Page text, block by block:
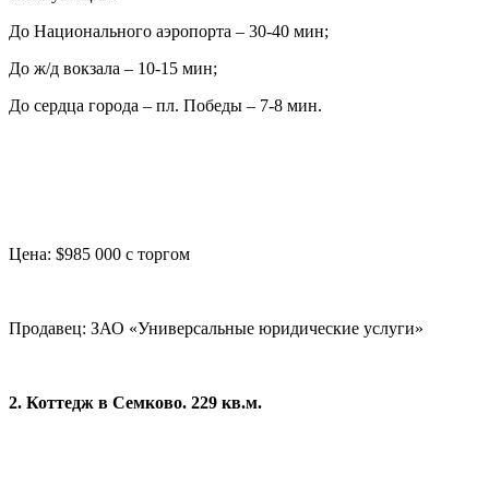
До Национального аэропорта – 30-40 мин;
До ж/д вокзала – 10-15 мин;
До сердца города – пл. Победы – 7-8 мин.
Цена: $985 000 с торгом
Продавец: ЗАО «Универсальные юридические услуги»
2. Коттедж в Семково. 229 кв.м.